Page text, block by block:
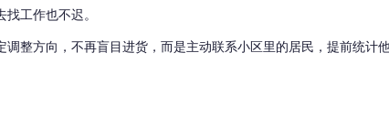
工作也不迟。
整方向，不再盲目进货，而是主动联系小区里的居民，提前统计